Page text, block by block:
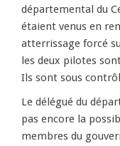
départemental du
étaient venus en
atterrissage forcé
les deux pilotes
Ils sont sous
Le délégué du
pas encore la
membres du